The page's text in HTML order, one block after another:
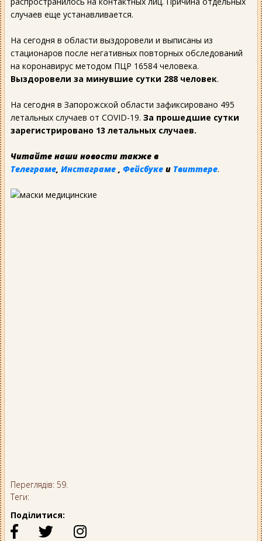
случаев еще устанавливается.
На сегодня в области выздоровели и выписаны из
стационаров после негативных повторных обследований
на коронавирус методом ПЦР 16584 человека.
Выздоровели за минувшие сутки 288 человек.
На сегодня в Запорожской области зафиксировано 495
летальных случаев от COVID-19. За прошедшие сутки
зарегистрировано 13 летальных случаев.
Читайте наши новости также в
Телеграме, Инстаграме , Фейсбуке и Твиттере.
Переглядів: 59.
Теги:
Поділитися: